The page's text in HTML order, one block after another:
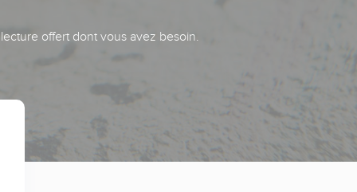
offert dont vous avez besoin.